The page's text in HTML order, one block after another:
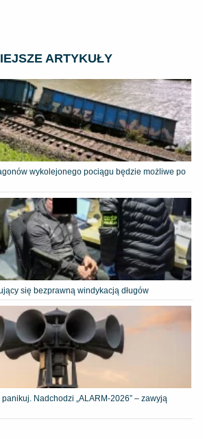
ARTYKUŁY
wykolejonego pociągu będzie możliwe po
się bezprawną windykacją długów
panikuj. Nadchodzi „ALARM-2026” – zawyją